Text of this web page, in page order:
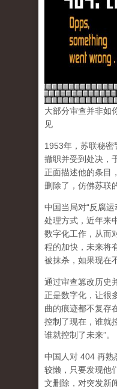
大部分审查并非如
见
1953年，苏联秘密
撤职并受到处决，
正面描述他的条目
删除了，仿佛苏联
中国当局对“反腐
处理方式，近年来
数字化工作，从而
程的加快，未来将
被抹杀，如果现在
通过审查篡改历史
正是数字化，让很
曲的痕迹都不复存
控制了现在，谁就
谁就控制了未来”。
中国人对 404 再熟
较懒，只要发现他
文删除，对突发新